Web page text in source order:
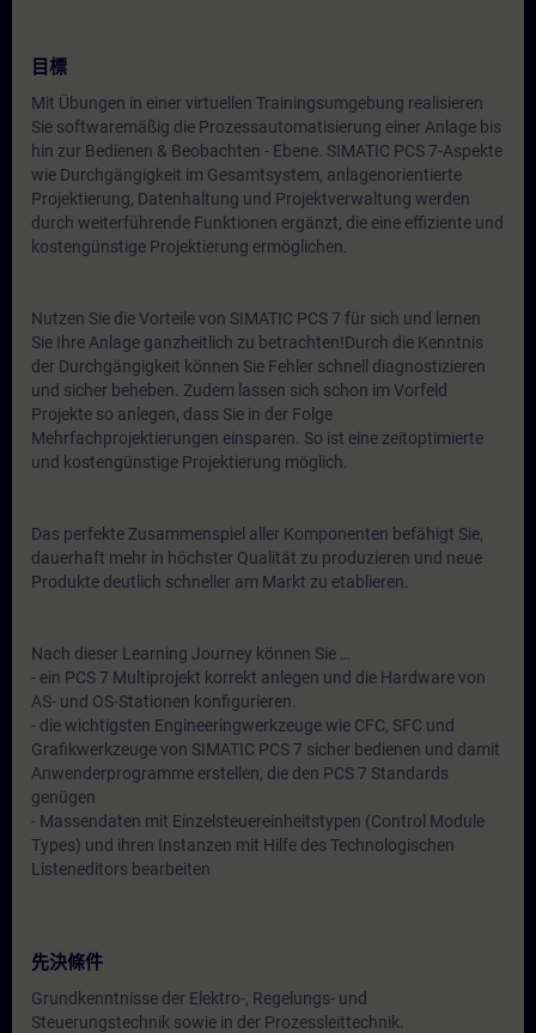
目標
Mit Übungen in einer virtuellen Trainingsumgebung realisieren
Sie softwaremäßig die Prozessautomatisierung einer Anlage bis
hin zur Bedienen & Beobachten - Ebene. SIMATIC PCS 7-Aspekte
wie Durchgängigkeit im Gesamtsystem, anlagenorientierte
Projektierung, Datenhaltung und Projektverwaltung werden
durch weiterführende Funktionen ergänzt, die eine effiziente und
kostengünstige Projektierung ermöglichen.
Nutzen Sie die Vorteile von SIMATIC PCS 7 für sich und lernen
Sie Ihre Anlage ganzheitlich zu betrachten!Durch die Kenntnis
der Durchgängigkeit können Sie Fehler schnell diagnostizieren
und sicher beheben. Zudem lassen sich schon im Vorfeld
Projekte so anlegen, dass Sie in der Folge
Mehrfachprojektierungen einsparen. So ist eine zeitoptimierte
und kostengünstige Projektierung möglich.
Das perfekte Zusammenspiel aller Komponenten befähigt Sie,
dauerhaft mehr in höchster Qualität zu produzieren und neue
Produkte deutlich schneller am Markt zu etablieren.
Nach dieser Learning Journey können Sie …
- ein PCS 7 Multiprojekt korrekt anlegen und die Hardware von
AS- und OS-Stationen konfigurieren.
- die wichtigsten Engineeringwerkzeuge wie CFC, SFC und
Grafikwerkzeuge von SIMATIC PCS 7 sicher bedienen und damit
Anwenderprogramme erstellen, die den PCS 7 Standards
genügen
- Massendaten mit Einzelsteuereinheitstypen (Control Module
Types) und ihren Instanzen mit Hilfe des Technologischen
Listeneditors bearbeiten
先決條件
Grundkenntnisse der Elektro-, Regelungs- und
Steuerungstechnik sowie in der Prozessleittechnik.